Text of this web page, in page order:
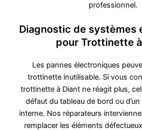
professionnel.
Diagnostic de systèmes
pour Trottinette
Les pannes électroniques
trottinette inutilisable. Si vous
trottinette à Diant ne réagit plus,
défaut du tableau de bord ou
interne. Nos réparateurs
remplacer les éléments